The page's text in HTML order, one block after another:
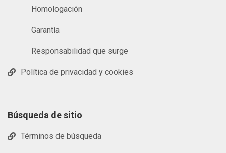
Homologación
Garantía
Responsabilidad que surge
Política de privacidad y cookies
Búsqueda de sitio
Términos de búsqueda